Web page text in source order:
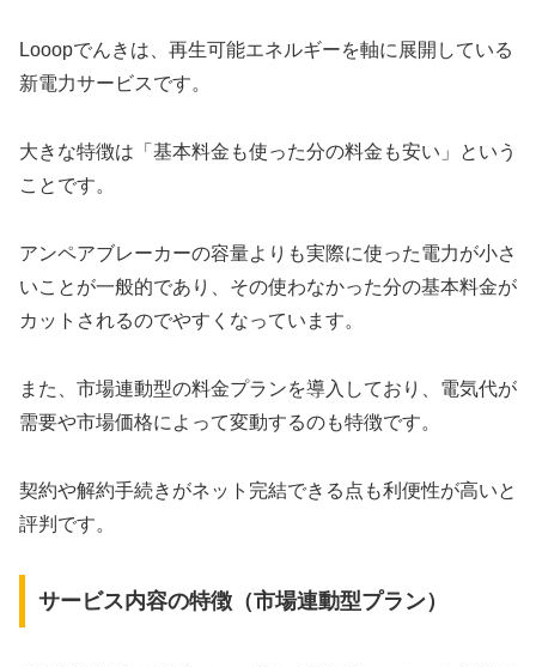
Looopでんきは、再生可能エネルギーを軸に展開している
新電力サービスです。
大きな特徴は「基本料金も使った分の料金も安い」という
ことです。
アンペアブレーカーの容量よりも実際に使った電力が小さ
いことが一般的であり、その使わなかった分の基本料金が
カットされるのでやすくなっています。
また、市場連動型の料金プランを導入しており、電気代が
需要や市場価格によって変動するのも特徴です。
契約や解約手続きがネット完結できる点も利便性が高いと
評判です。
サービス内容の特徴（市場連動型プラン）